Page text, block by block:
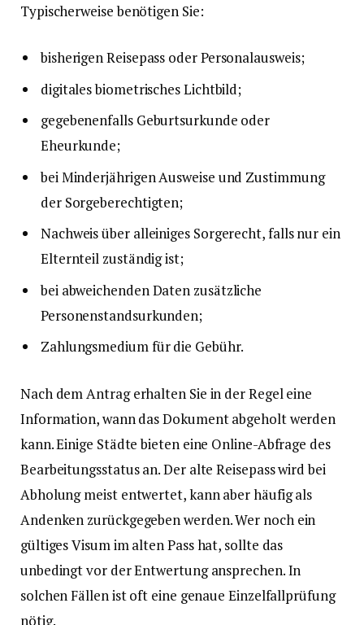
Typischerweise benötigen Sie:
bisherigen Reisepass oder Personalausweis;
digitales biometrisches Lichtbild;
gegebenenfalls Geburtsurkunde oder
Eheurkunde;
bei Minderjährigen Ausweise und Zustimmung
der Sorgeberechtigten;
Nachweis über alleiniges Sorgerecht, falls nur ein
Elternteil zuständig ist;
bei abweichenden Daten zusätzliche
Personenstandsurkunden;
Zahlungsmedium für die Gebühr.
Nach dem Antrag erhalten Sie in der Regel eine
Information, wann das Dokument abgeholt werden
kann. Einige Städte bieten eine Online-Abfrage des
Bearbeitungsstatus an. Der alte Reisepass wird bei
Abholung meist entwertet, kann aber häufig als
Andenken zurückgegeben werden. Wer noch ein
gültiges Visum im alten Pass hat, sollte das
unbedingt vor der Entwertung ansprechen. In
solchen Fällen ist oft eine genaue Einzelfallprüfung
nötig.